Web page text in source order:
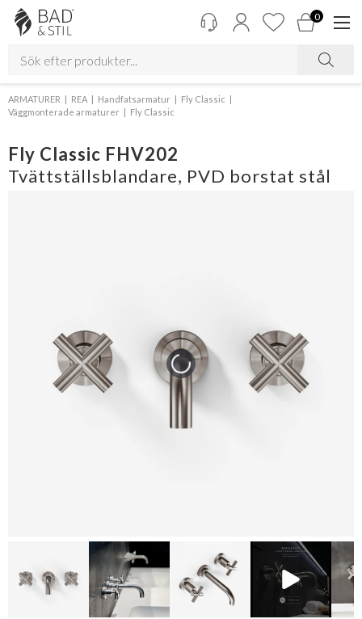
0
ARMATURER REA Handfatsarmatur
Fly Classic
Väggmonterade armaturer
Fly Classic
Fly Classic FHV202
Tvättställsblandare, PVD borstat stål